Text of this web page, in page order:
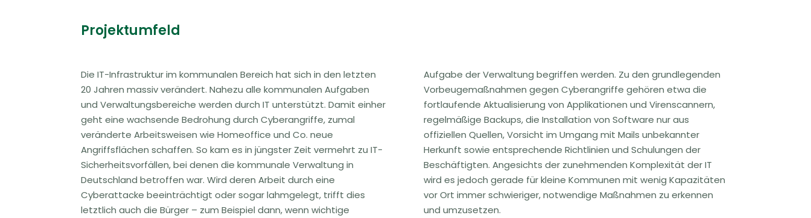
Projektumfeld
Die IT-Infrastruktur im kommunalen Bereich hat sich in den letzten
20 Jahren massiv verändert. Nahezu alle kommunalen Aufgaben
und Verwaltungsbereiche werden durch IT unterstützt. Damit einher
geht eine wachsende Bedrohung durch Cyberangriffe, zumal
veränderte Arbeitsweisen wie Homeoffice und Co. neue
Angriffsflächen schaffen. So kam es in jüngster Zeit vermehrt zu IT-
Sicherheitsvorfällen, bei denen die kommunale Verwaltung in
Deutschland betroffen war. Wird deren Arbeit durch eine
Cyberattacke beeinträchtigt oder sogar lahmgelegt, trifft dies
letztlich auch die Bürger – zum Beispiel dann, wenn wichtige
Aufgabe der Verwaltung begriffen werden. Zu den grundlegenden
Vorbeugemaßnahmen gegen Cyberangriffe gehören etwa die
fortlaufende Aktualisierung von Applikationen und Virenscannern,
regelmäßige Backups, die Installation von Software nur aus
offiziellen Quellen, Vorsicht im Umgang mit Mails unbekannter
Herkunft sowie entsprechende Richtlinien und Schulungen der
Beschäftigten. Angesichts der zunehmenden Komplexität der IT
wird es jedoch gerade für kleine Kommunen mit wenig Kapazitäten
vor Ort immer schwieriger, notwendige Maßnahmen zu erkennen
und umzusetzen.